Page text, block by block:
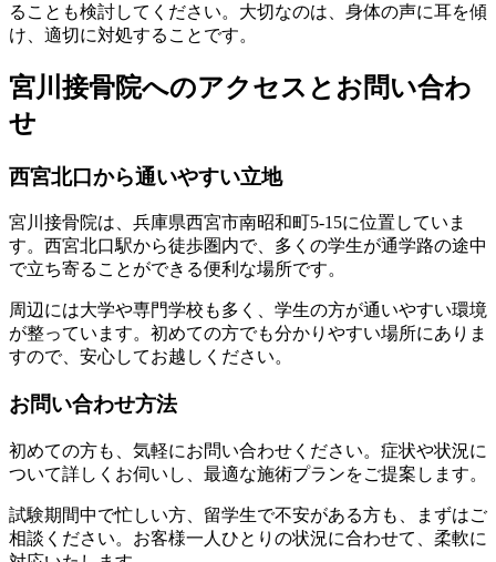
ることも検討してください。大切なのは、身体の声に耳を傾
け、適切に対処することです。
宮川接骨院へのアクセスとお問い合わ
せ
西宮北口から通いやすい立地
宮川接骨院は、兵庫県西宮市南昭和町5-15に位置していま
す。西宮北口駅から徒歩圏内で、多くの学生が通学路の途中
で立ち寄ることができる便利な場所です。
周辺には大学や専門学校も多く、学生の方が通いやすい環境
が整っています。初めての方でも分かりやすい場所にありま
すので、安心してお越しください。
お問い合わせ方法
初めての方も、気軽にお問い合わせください。症状や状況に
ついて詳しくお伺いし、最適な施術プランをご提案します。
試験期間中で忙しい方、留学生で不安がある方も、まずはご
相談ください。お客様一人ひとりの状況に合わせて、柔軟に